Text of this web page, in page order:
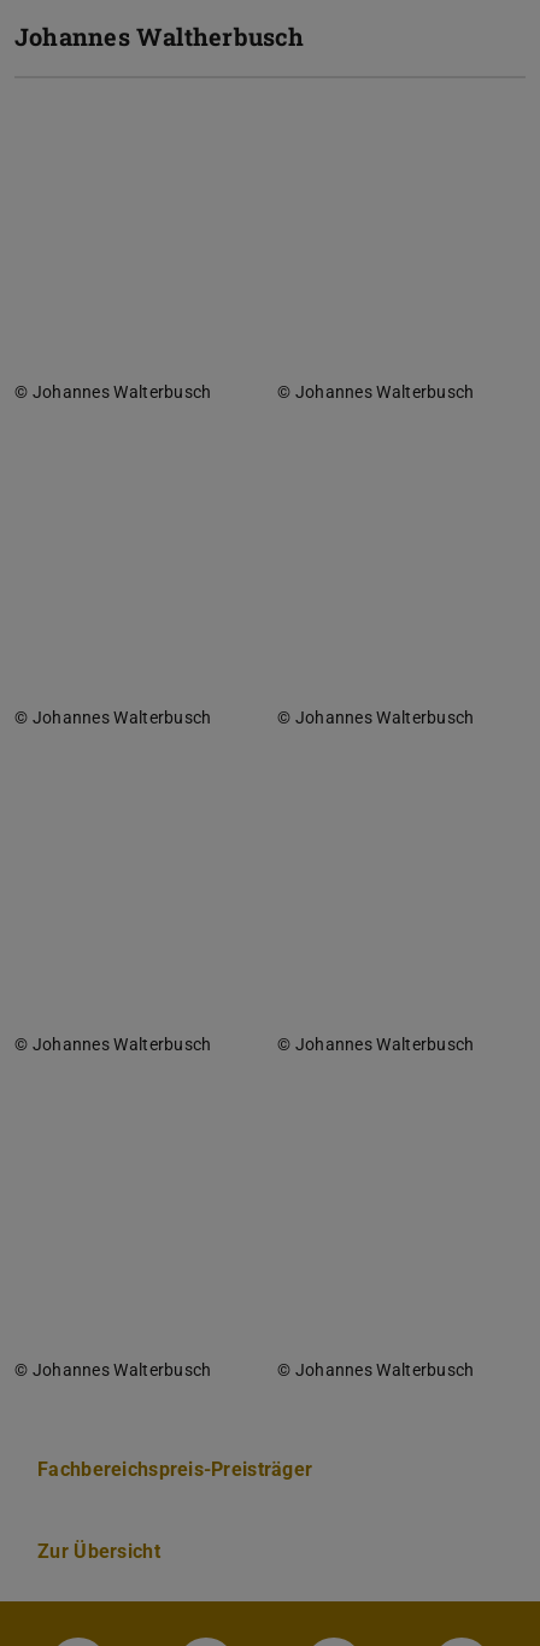
Johannes Waltherbusch
© Johannes Walterbusch © Johannes Walterbusch
© Johannes Walterbusch © Johannes Walterbusch
© Johannes Walterbusch © Johannes Walterbusch
© Johannes Walterbusch © Johannes Walterbusch
Fachbereichspreis-Preisträger
Zur Übersicht